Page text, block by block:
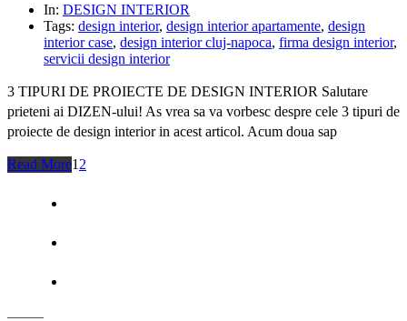
In: DESIGN INTERIOR
Tags: design interior, design interior apartamente, design
interior case, design interior cluj-napoca, firma design interior,
servicii design interior
3 TIPURI DE PROIECTE DE DESIGN INTERIOR Salutare
prieteni ai DIZEN-ului! As vrea sa va vorbesc despre cele 3 tipuri de
proiecte de design interior in acest articol. Acum doua sap
Read More1 2